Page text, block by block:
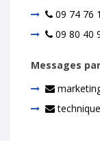
09 74 76
09 80 40
Messages